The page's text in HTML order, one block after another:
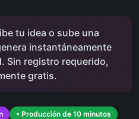
tu idea o sube una
instantáneamente
Sin registro requerido,
gratis.
• Producción de 10 minutos